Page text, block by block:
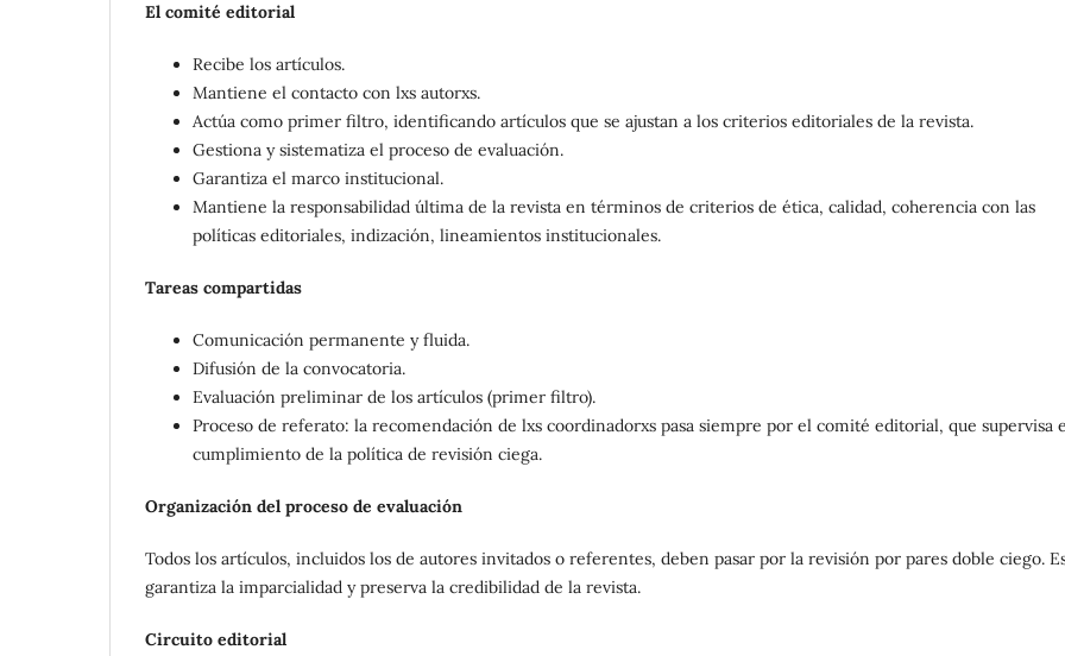
El comité editorial
Recibe los artículos.
Mantiene el contacto con lxs autorxs.
Actúa como primer filtro, identificando artículos que se ajustan a los criterios editoriales de la revista.
Gestiona y sistematiza el proceso de evaluación.
Garantiza el marco institucional.
Mantiene la responsabilidad última de la revista en términos de criterios de ética, calidad, coherencia con las
políticas editoriales, indización, lineamientos institucionales.
Tareas compartidas
Comunicación permanente y fluida.
Difusión de la convocatoria.
Evaluación preliminar de los artículos (primer filtro).
Proceso de referato: la recomendación de lxs coordinadorxs pasa siempre por el comité editorial, que supervisa
cumplimiento de la política de revisión ciega.
Organización del proceso de evaluación
Todos los artículos, incluidos los de autores invitados o referentes, deben pasar por la revisión por pares doble ciego.
garantiza la imparcialidad y preserva la credibilidad de la revista.
Circuito editorial